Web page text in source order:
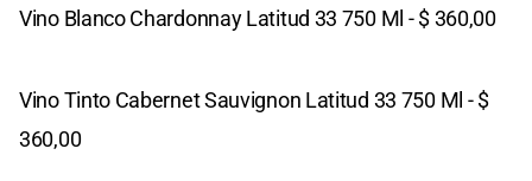
Vino Blanco Chardonnay Latitud 33 750 Ml - $ 360,00
Vino Tinto Cabernet Sauvignon Latitud 33 750 Ml - $
360,00